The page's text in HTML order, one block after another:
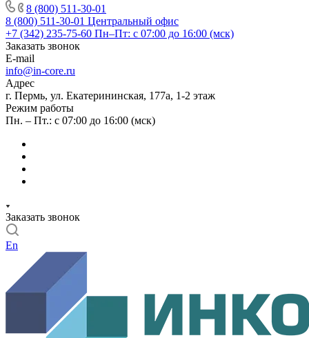
8 (800) 511-30-01
8 (800) 511-30-01 Центральный офис
+7 (342) 235-75-60 Пн–Пт: с 07:00 до 16:00 (мск)
Заказать звонок
E-mail
info@in-core.ru
Адрес
г. Пермь, ул. ​Екатерининская, 177а, ​1-2 этаж
Режим работы
Пн. – Пт.: с 07:00 до 16:00 (мск)
Заказать звонок
En